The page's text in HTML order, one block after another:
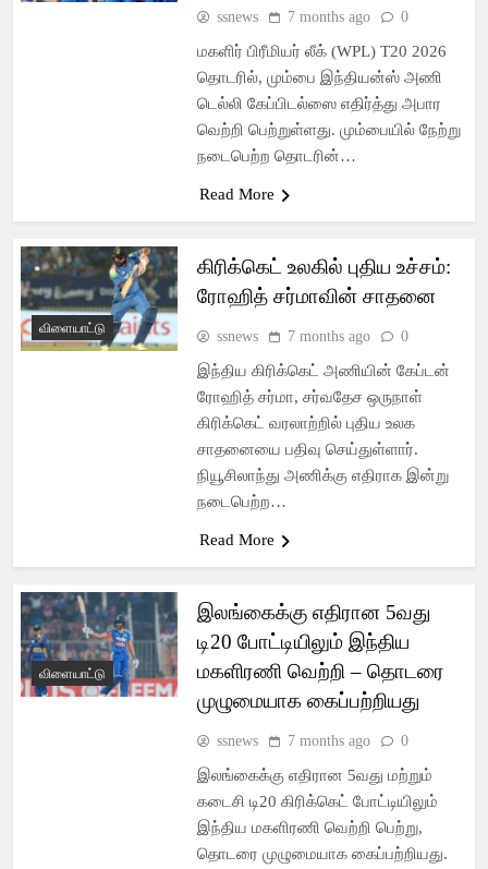
ssnews 7 months ago 0
மகளிர் பிரீமியர் லீக் (WPL) T20 2026
தொடரில், மும்பை இந்தியன்ஸ் அணி
டெல்லி கேப்பிடல்ஸை எதிர்த்து அபார
வெற்றி பெற்றுள்ளது. மும்பையில் நேற்று
நடைபெற்ற தொடரின்…
Read More
விளையாட்டு
கிரிக்கெட் உலகில் புதிய உச்சம்:
ரோஹித் சர்மாவின் சாதனை
ssnews 7 months ago 0
இந்திய கிரிக்கெட் அணியின் கேப்டன்
ரோஹித் சர்மா, சர்வதேச ஒருநாள்
கிரிக்கெட் வரலாற்றில் புதிய உலக
சாதனையை பதிவு செய்துள்ளார்.
நியூசிலாந்து அணிக்கு எதிராக இன்று
நடைபெற்ற…
Read More
விளையாட்டு
இலங்கைக்கு எதிரான 5வது
டி20 போட்டியிலும் இந்திய
மகளிரணி வெற்றி – தொடரை
முழுமையாக கைப்பற்றியது
ssnews 7 months ago 0
இலங்கைக்கு எதிரான 5வது மற்றும்
கடைசி டி20 கிரிக்கெட் போட்டியிலும்
இந்திய மகளிரணி வெற்றி பெற்று,
தொடரை முழுமையாக கைப்பற்றியது.